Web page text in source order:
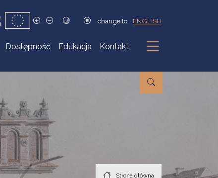
change to ENGLISH
Dostępność Edukacja Kontakt
Podmenu
Strona główna